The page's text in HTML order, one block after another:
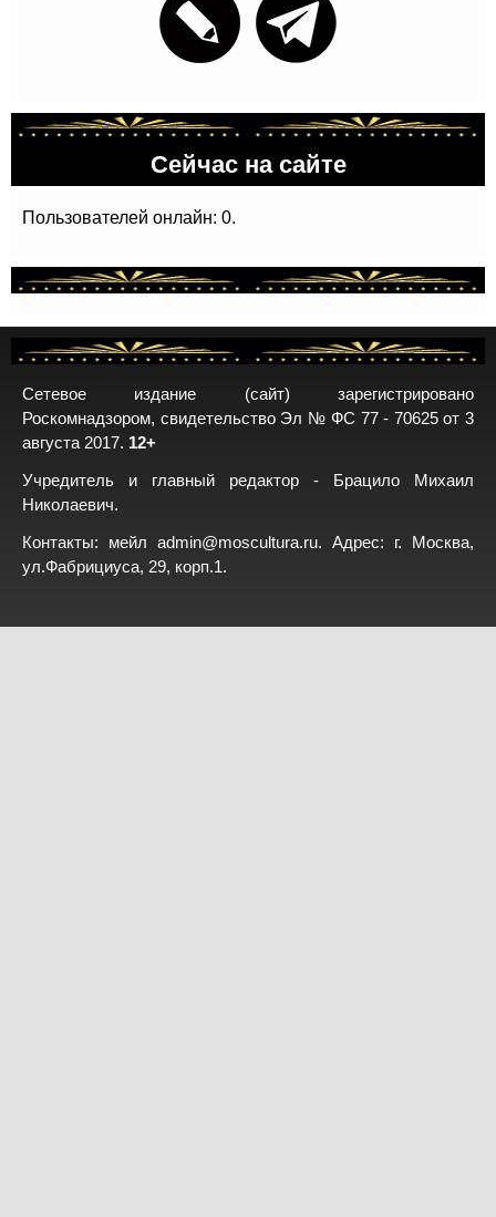
Сейчас на сайте
Пользователей онлайн: 0.
Сетевое издание (сайт) зарегистрировано
Роскомнадзором, свидетельство Эл № ФС 77 - 70625 от 3
августа 2017. 12+
Учредитель и главный редактор - Брацило Михаил
Николаевич.
Контакты: мейл admin@moscultura.ru. Адрес: г. Москва,
ул.Фабрициуса, 29, корп.1.